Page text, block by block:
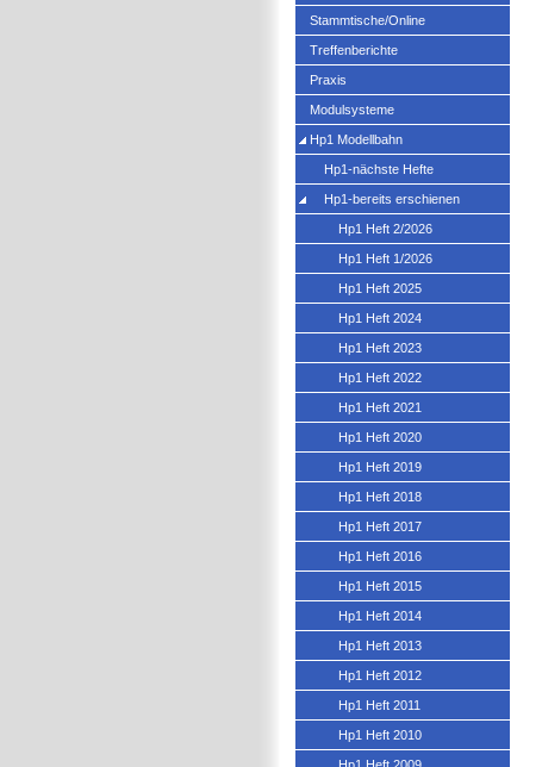
Stammtische/Online
Treffenberichte
Praxis
Modulsysteme
Hp1 Modellbahn
Hp1-nächste Hefte
Hp1-bereits erschienen
Hp1 Heft 2/2026
Hp1 Heft 1/2026
Hp1 Heft 2025
Hp1 Heft 2024
Hp1 Heft 2023
Hp1 Heft 2022
Hp1 Heft 2021
Hp1 Heft 2020
Hp1 Heft 2019
Hp1 Heft 2018
Hp1 Heft 2017
Hp1 Heft 2016
Hp1 Heft 2015
Hp1 Heft 2014
Hp1 Heft 2013
Hp1 Heft 2012
Hp1 Heft 2011
Hp1 Heft 2010